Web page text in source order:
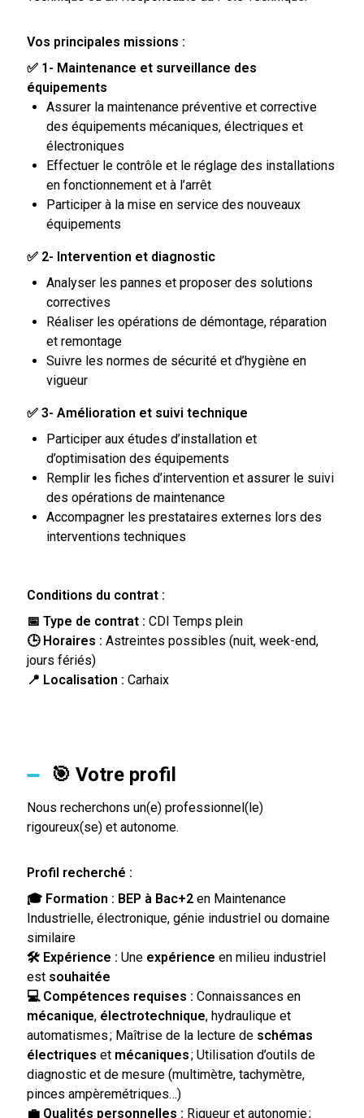
Vos principales missions :
✅ 1- Maintenance et surveillance des
équipements
Assurer la maintenance préventive et corrective
des équipements mécaniques, électriques et
électroniques
Effectuer le contrôle et le réglage des installations
en fonctionnement et à l’arrêt
Participer à la mise en service des nouveaux
équipements
✅ 2- Intervention et diagnostic
Analyser les pannes et proposer des solutions
correctives
Réaliser les opérations de démontage, réparation
et remontage
Suivre les normes de sécurité et d’hygiène en
vigueur
✅ 3- Amélioration et suivi technique
Participer aux études d’installation et
d’optimisation des équipements
Remplir les fiches d’intervention et assurer le suivi
des opérations de maintenance
Accompagner les prestataires externes lors des
interventions techniques
Conditions du contrat :
📅 Type de contrat : CDI Temps plein
🕒 Horaires : Astreintes possibles (nuit, week-end,
jours fériés)
📍 Localisation : Carhaix
🎯 Votre profil
Nous recherchons un(e) professionnel(le)
rigoureux(se) et autonome.
Profil recherché :
🎓 Formation : BEP à Bac+2en Maintenance
Industrielle, électronique, génie industriel ou domaine
similaire
🛠 Expérience : Une expérience en milieu industriel
est souhaitée
💻 Compétences requises : Connaissances en
mécanique, électrotechnique, hydraulique et
automatismes; Maîtrise de la lecture de schémas
électriques et mécaniques; Utilisation d’outils de
diagnostic et de mesure (multimètre, tachymètre,
pinces ampèremétriques…)
💼 Qualités personnelles : Rigueur et autonomie;